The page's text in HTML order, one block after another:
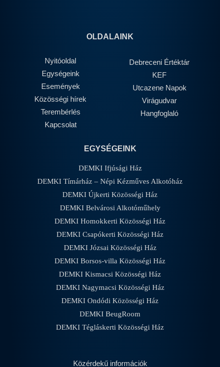
OLDALAINK
Nyitóoldal
Egységeink
Események
Közösségi hírek
Terembérlés
Kapcsolat
Debreceni Értéktár
KEF
Utcazene Napok
Virágudvar
Hangfoglaló
EGYSÉGEINK
DEMKI Ifjúsági Ház
DEMKI Tímárház – Népi Kézműves Alkotóház
DEMKI Újkerti Közösségi Ház
DEMKI Belvárosi Alkotóműhely
DEMKI Homokkerti Közösségi Ház
DEMKI Csapókerti Közösségi Ház
DEMKI Józsai Közösségi Ház
DEMKI Borsos-villa Közösségi Ház
DEMKI Kismacsi Közösségi Ház
DEMKI Nagymacsi Közösségi Ház
DEMKI Ondódi Közösségi Ház
DEMKI BeugRoom
DEMKI Tégláskerti Közösségi Ház
Közérdekű információk